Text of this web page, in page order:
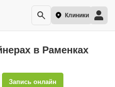
Клиники
в Раменках
Запись онлайн